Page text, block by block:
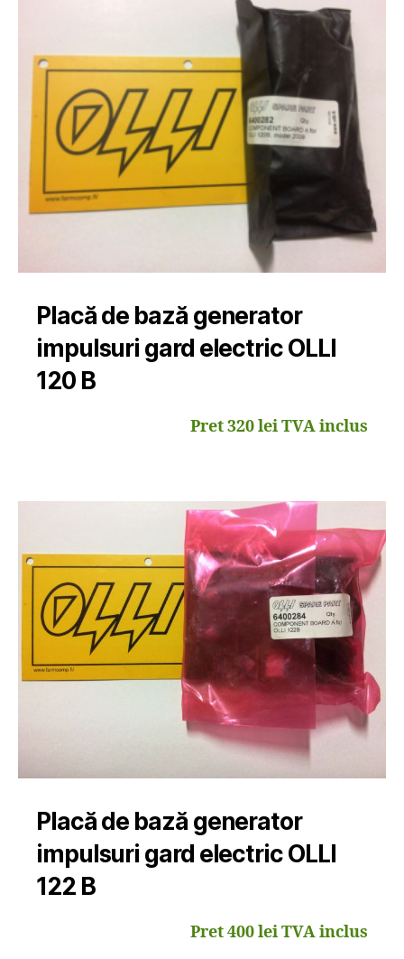
Placă de bază generator
impulsuri gard electric OLLI
120 B
Pret 320 lei TVA inclus
Placă de bază generator
impulsuri gard electric OLLI
122 B
Pret 400 lei TVA inclus